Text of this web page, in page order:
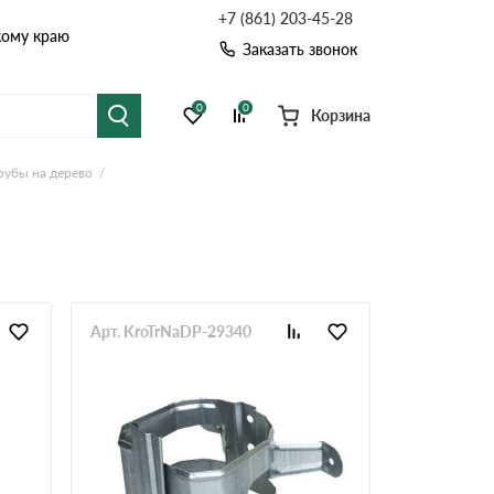
краю
+7 (861) 203-45-28
Заказать звонок
черепица
0 0 Корзина
на дерево
Арт. KroTrNaDP-29340